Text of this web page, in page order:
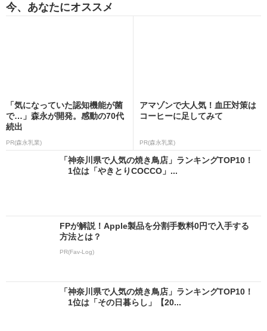
今、あなたにオススメ
「気になっていた認知機能が菌
で…」森永が開発。感動の70代
続出
PR(森永乳業)
アマゾンで大人気！血圧対策は
コーヒーに足してみて
PR(森永乳業)
「神奈川県で人気の焼き鳥店」ランキングTOP10！
1位は「やきとりCOCCO」...
FPが解説！Apple製品を分割手数料0円で入手する
方法とは？
PR(Fav-Log)
「神奈川県で人気の焼き鳥店」ランキングTOP10！
1位は「その日暮らし」【20...